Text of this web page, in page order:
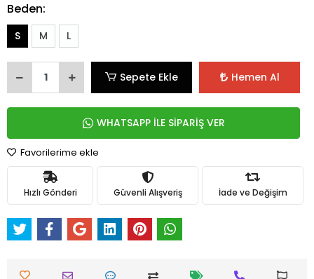
Beden:
S M L
Sepete Ekle Hemen Al
WHATSAPP İLE SİPARİŞ VER
Favorilerime ekle
Hızlı Gönderi Güvenli Alışveriş İade ve Değişim